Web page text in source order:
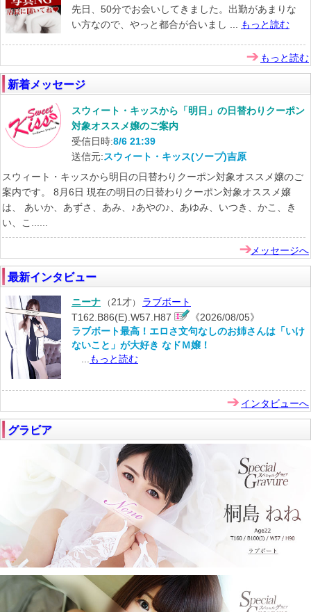
先日、50分でお会いしてきました。出勤があまりな
い方なので、やっと都合が合いまし ...
もっと読む
もっと読む
新着メッセージ
スウィート・キッスから「明日」の日替わりクーポン
対象オススメ嬢のご案内
受信日時:8/6 21:39
送信元:スウィート・キッス(ソープ)吉原
スウィート・キッスから明日の日替わりクーポン対象オススメ嬢のご
案内です。 8月6日 現在の明日の日替わりクーポン対象オススメ嬢
は、 あいか、あずさ、あみ、♪あやの♪、あゆみ、いつき、かこ、き
い、こ......
メッセージへ
最新インタビュー
ニーナ （21才） ラブボート
T162.B86(E).W57.H87
《2026/08/05》
ラブボート最高！エロさ文句なしのお姉さんは「いけ
ないこと」が大好き なドＭ嬢！
...もっと読む
インタビューへ
グラビア